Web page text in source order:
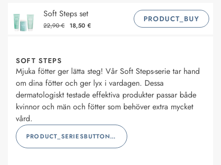
Soft Steps set
22,90 € 18,50 €
PRODUCT_BUY
SOFT STEPS
Mjuka fötter ger lätta steg! Vår Soft Steps-serie tar hand
om dina fötter och ger lyx i vardagen. Dessa
dermatologiskt testade effektiva produkter passar både
kvinnor och män och fötter som behöver extra mycket
vård.
PRODUCT_SERIESBUTTONLABEL